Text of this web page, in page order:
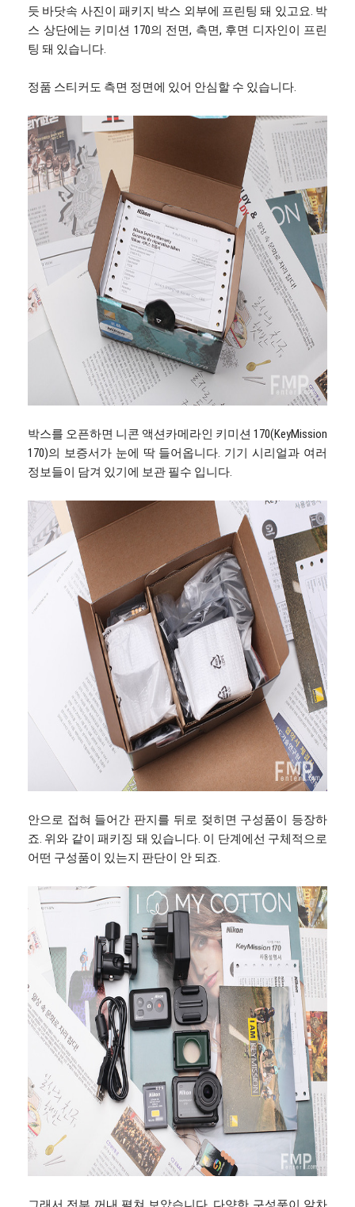
듯 바닷속 사진이 패키지 박스 외부에 프린팅 돼 있고요. 박
스 상단에는 키미션 170의 전면, 측면, 후면 디자인이 프린
팅 돼 있습니다.
정품 스티커도 측면 정면에 있어 안심할 수 있습니다.
박스를 오픈하면 니콘 액션카메라인 키미션 170(KeyMission
170)의 보증서가 눈에 딱 들어옵니다. 기기 시리얼과 여러
정보들이 담겨 있기에 보관 필수 입니다.
안으로 접혀 들어간 판지를 뒤로 젖히면 구성품이 등장하
죠. 위와 같이 패키징 돼 있습니다. 이 단계에선 구체적으로
어떤 구성품이 있는지 판단이 안 되죠.